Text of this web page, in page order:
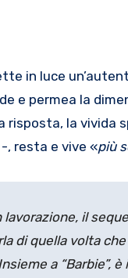
in luce
e permea la
risposta, la vivida
, resta e vive «più
il
di quella volta
a “Barbie”,